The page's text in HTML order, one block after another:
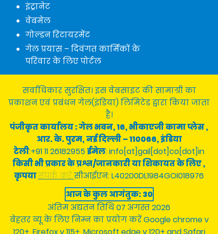
इंट्रानेट
वेबमेल
गोल्डन रिटायरमेंट
गेल प्रयास – दिवंगत कार्मिकों के
परिवार के लिए पोर्टल
नागरिक चार्टर
कॉपीराइट नीति हाइपरलिंकिंग नीति
अस्वीकरण
| उपयोगी लिंक | साइट का मानचित्र
सर्वाधिकार सुरक्षित। इस वेबसाइट की सामाग्री का
प्रकाशन एवं प्रबंधन गेल(इंडिया) लिमिटेड द्वारा किया जाता
है।
पंजीकृत कार्यालय : गेल भवन, 16, भीकाएजी कामा प्लेस ,
आर. के. पुरम, नई दिल्ली – 110066, इंडिया
टेली:+91 11 26182955ईमेल: info[at]gail[dot]co[dot]in
किसी भी प्रकार के प्रश्न/जानकारी या शिकायत के लिए ,
कृपयासंपर्क करेंसीआईएन: L40200DL1984GOI018976
आज के कुल आगंतुक: 30
अंतिम अद्यतन तिथि 07 अगस्त 2026
बेहतर व्यू के लिए निम्न का प्रयोग करें Google chrome v
120+, Firefox v 115+, Microsoft edge v 120+ and Safari